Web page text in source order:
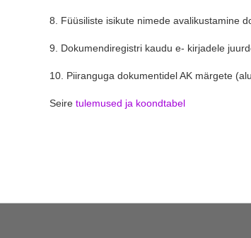
8. Füüsiliste isikute nimede avalikustamine
9. Dokumendiregistri kaudu e- kirjadele
10. Piiranguga dokumentidel AK märgete
Seire tulemused ja koondtabel